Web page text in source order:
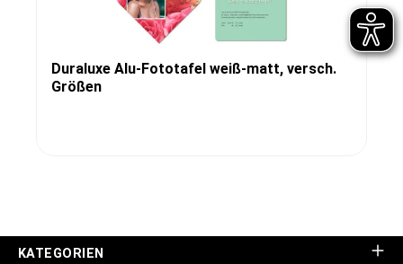
Duraluxe Alu-Fototafel weiß-matt, versch.
Größen
KATEGORIEN